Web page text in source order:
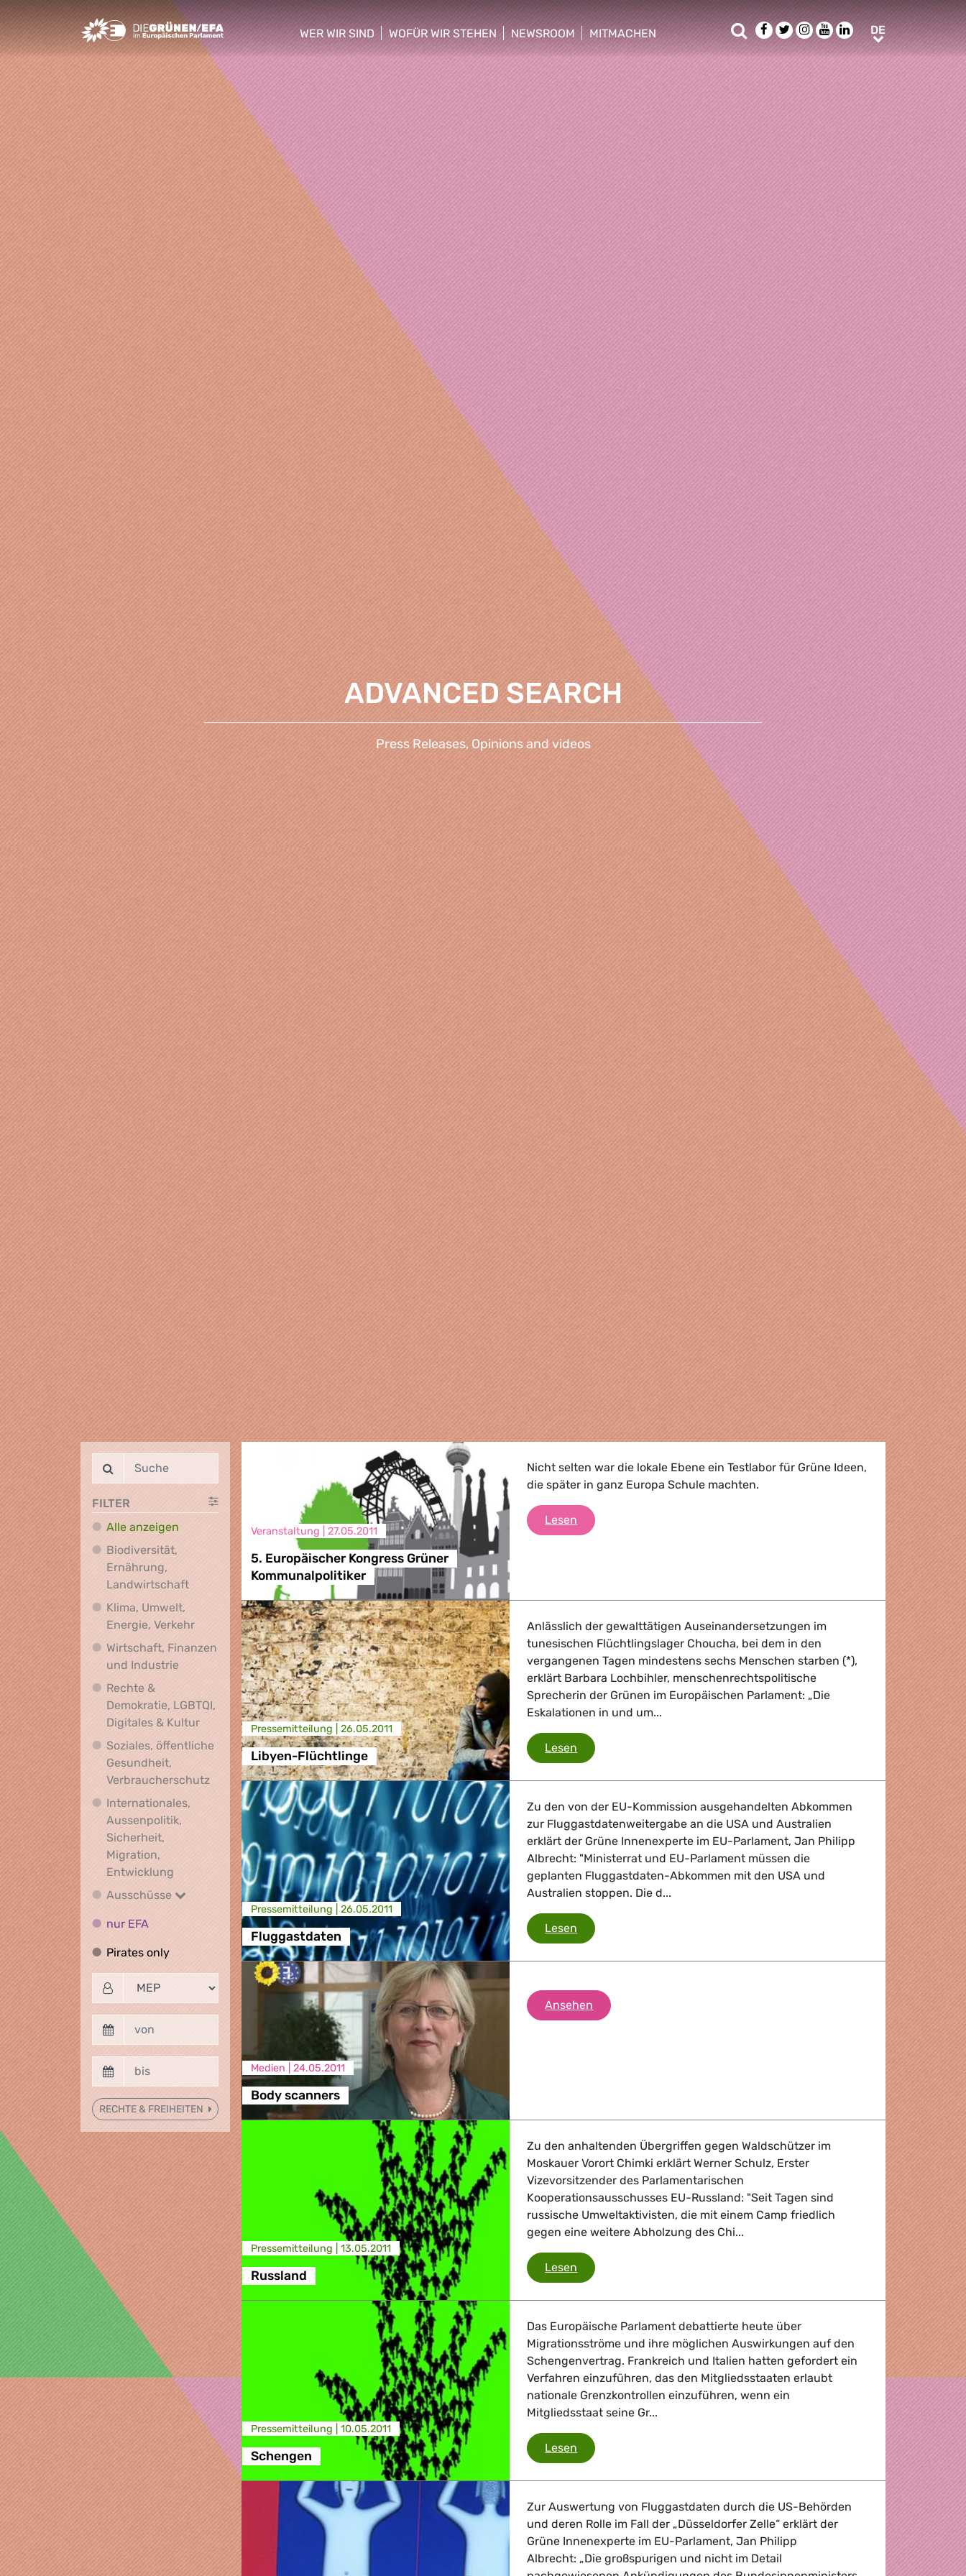
Greens/EFA Home
WER WIR SIND
show/hide sub menu
WOFÜR WIR STEHEN
show/hide sub menu
NEWSROOM
show/hide sub menu
MITMACHEN
show/hide sub menu
SucheFacebook
TwitterInstagram
YoutubeLinkedIn
DEDE
ADVANCED SEARCH
Press Releases, Opinions and videos
FILTER
Alle anzeigen
Biodiversität,
Ernährung,
LandwirtschaftBiodiversität, Ernährung, Landwirtschaft
Klima, Umwelt,
Energie, VerkehrKlima, Umwelt, Energie, Verkehr
Wirtschaft, Finanzen
und IndustrieWirtschaft, Finanzen und Industrie
Rechte &
Demokratie, LGBTQI,
Digitales & KulturRechte & Demokratie, LGBTQI, Digitales & Kultur
Soziales, öffentliche
Gesundheit,
VerbraucherschutzSoziales, öffentliche Gesundheit, Verbraucherschutz
Internationales,
Aussenpolitik,
Sicherheit,
Migration,
Entwicklung Internationales, Aussenpolitik, Sicherheit, Migration, Entwicklung
Ausschüsse
Ausschüsse
nur EFA
Pirates onlyPirates only
RECHTE & FREIHEITEN
Veranstaltung | 27.05.2011
5. Europäischer Kongress Grüner
Kommunalpolitiker
Nicht selten war die lokale Ebene ein Testlabor für Grüne Ideen,
die später in ganz Europa Schule machten.
Lesen 5. Europäischer Kongress Grüner Kommunalpolitiker
Presse­mitteilung | 26.05.2011
Libyen-Flüchtlinge
Anlässlich der gewalttätigen Auseinandersetzungen im
tunesischen Flüchtlingslager Choucha, bei dem in den
vergangenen Tagen mindestens sechs Menschen starben (*),
erklärt Barbara Lochbihler, menschenrechtspolitische
Sprecherin der Grünen im Europäischen Parlament: „Die
Eskalationen in und um...
Lesen Libyen-Flüchtlinge
Presse­mitteilung | 26.05.2011
Fluggastdaten
Zu den von der EU-Kommission ausgehandelten Abkommen
zur Fluggastdatenweitergabe an die USA und Australien
erklärt der Grüne Innenexperte im EU-Parlament, Jan Philipp
Albrecht: "Ministerrat und EU-Parlament müssen die
geplanten Fluggastdaten-Abkommen mit den USA und
Australien stoppen. Die d...
Lesen Fluggastdaten
Medien | 24.05.2011
Body scanners
Ansehen Body scanners
Presse­mitteilung | 13.05.2011
Russland
Zu den anhaltenden Übergriffen gegen Waldschützer im
Moskauer Vorort Chimki erklärt Werner Schulz, Erster
Vizevorsitzender des Parlamentarischen
Kooperationsausschusses EU-Russland: "Seit Tagen sind
russische Umweltaktivisten, die mit einem Camp friedlich
gegen eine weitere Abholzung des Chi...
Lesen Russland
Presse­mitteilung | 10.05.2011
Schengen
Das Europäische Parlament debattierte heute über
Migrationsströme und ihre möglichen Auswirkungen auf den
Schengenvertrag. Frankreich und Italien hatten gefordert ein
Verfahren einzuführen, das den Mitgliedsstaaten erlaubt
nationale Grenzkontrollen einzuführen, wenn ein
Mitgliedsstaat seine Gr...
Lesen Schengen
Zur Auswertung von Fluggastdaten durch die US-Behörden
und deren Rolle im Fall der „Düsseldorfer Zelle“ erklärt der
Grüne Innenexperte im EU-Parlament, Jan Philipp
Albrecht: „Die großspurigen und nicht im Detail